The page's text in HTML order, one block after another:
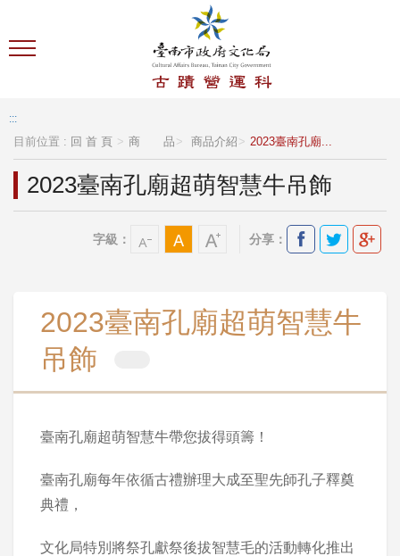
:::
目前位置 : 回 首 頁 商 品 商品介紹 2023臺南孔廟...
2023臺南孔廟超萌智慧牛吊飾
字級： 分享：
2023臺南孔廟超萌智慧牛
吊飾
臺南孔廟超萌智慧牛帶您拔得頭籌！
臺南孔廟每年依循古禮辦理大成至聖先師孔子釋奠
典禮，
文化局特別將祭孔獻祭後拔智慧毛的活動轉化推出